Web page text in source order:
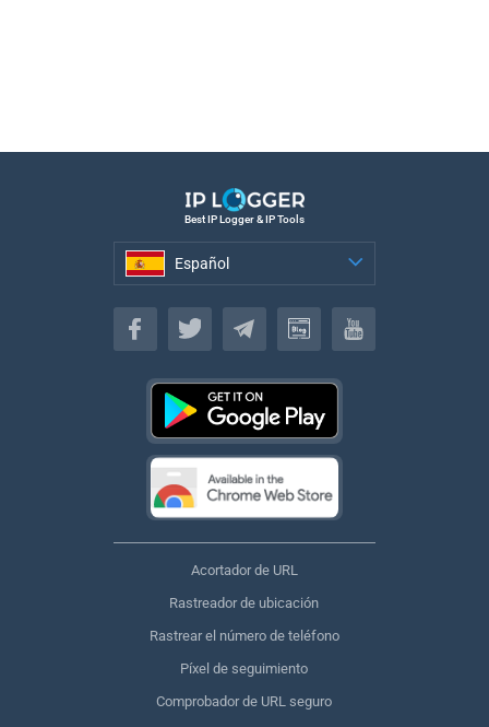
Best IP Logger & IP Tools
Español
Español
Acortador de URL
Rastreador de ubicación
Rastrear el número de teléfono
Píxel de seguimiento
Comprobador de URL seguro